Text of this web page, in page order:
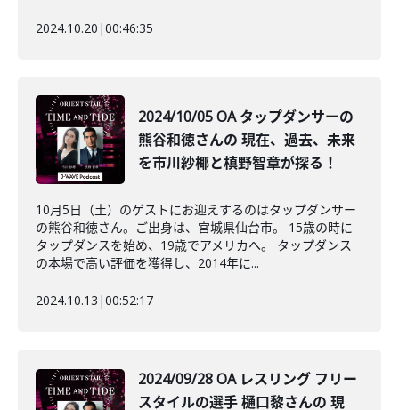
2024.10.20 |00:46:35
2024/10/05 OA タップダンサーの
熊谷和徳さんの 現在、過去、未来
を市川紗椰と槙野智章が探る！
10月5日（土）のゲストにお迎えするのはタップダンサー
の熊谷和徳さん。ご出身は、宮城県仙台市。 15歳の時に
タップダンスを始め、19歳でアメリカへ。 タップダンス
の本場で高い評価を獲得し、2014年に...
2024.10.13 |00:52:17
2024/09/28 OA レスリング フリー
スタイルの選手 樋口黎さんの 現